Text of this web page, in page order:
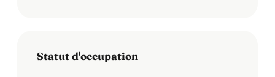
Statut d'occupation